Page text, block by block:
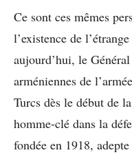
Ce sont ces mêmes
l’existence de
aujourd’hui, le
arméniennes de
Turcs dès le début de
homme-clé dans la
fondée en 1918,